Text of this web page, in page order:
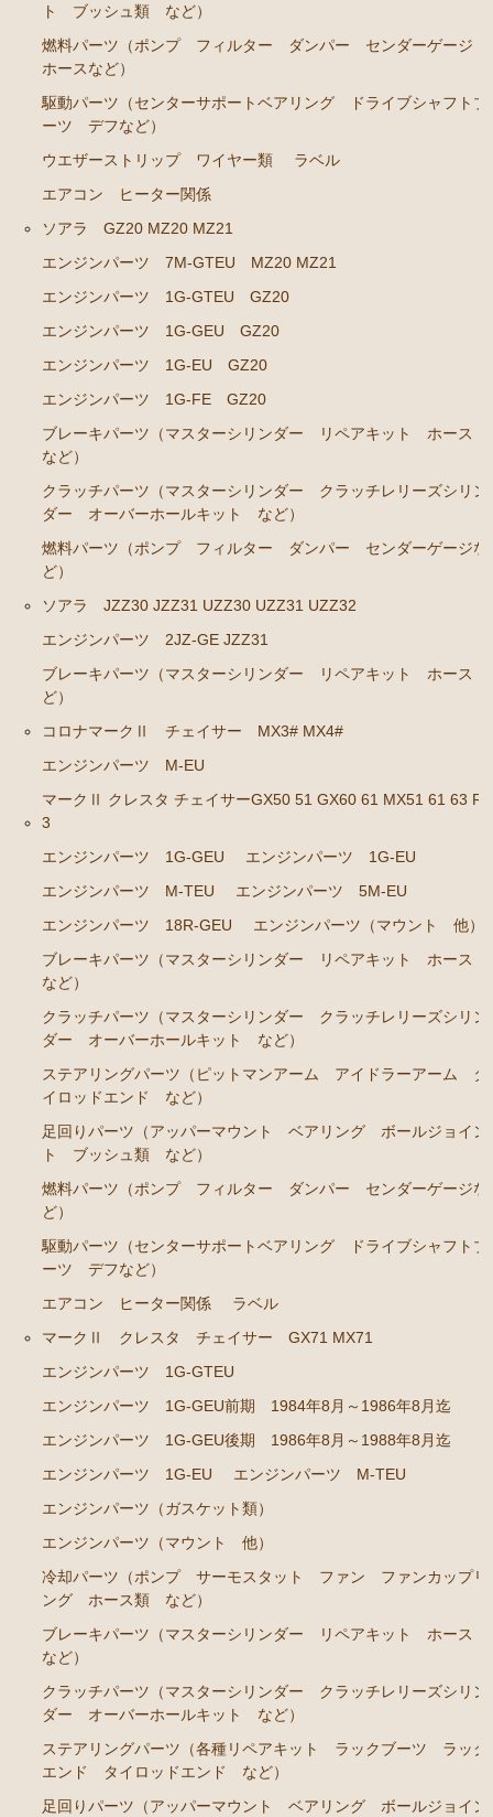
ステアリングパーツ（ピットマンアーム アイドラー
アーム タイロッドエンド など）
足回りパーツ（ベアリング ボールジョイント ブッ
シュ類 など）
燃料パーツ（ポンプ フィルター ダンパー センダ
ーゲージ ホースなど）
駆動パーツ（センターサポートベアリング ドライブ
クラウンGS130/G GS131 131H JZS131 133 135 MS135
エンジンパーツ 1UZ-FE
エンジンパーツ 7M-GE
エンジンパーツ 2JZ-GE JZS133 JZS135
エンジンパーツ 1JZ-GE JZS131 JZS130G
エンジンパーツ 1G-GZE
エンジンパーツ 1G-GE
エンジンパーツ 1G-FE
エンジンパーツ 1G-E
エンジンパーツ（マウント 他）
ブレーキパーツ（マスターシリンダー リペアキッ
クラッチパーツ（マスターシリンダー クラッチレリ
ーズシリンダー オーバーホールキット など）
ステアリングパーツ（ピットマンアーム アイドラー
シュ類 など）
クラウン/クラウンマジェスタ JZS14# UZS141 143 147
エンジンパーツ 2JZ-GE JZS143 JZS145 JZS147 JZ
S149
エンジンパーツ 1JZ-GE JZX141
エンジンパーツ 1G-FE GS141
クラウン/クラウンマジェスタ JZS15# UZS151 155 157
GS151 GS151H
エンジンパーツ 2JZ-GE JZS155
エンジンパーツ 1JZ-GE JZS151 JZS153
エンジンパーツ 1G-FE GS151 GS151H
アリスト JZS147 UZS143
2JZ-GE JZS147
RA45 RA46）
ツ ラックエンド タイロッドエンド など）
駆動パーツ（センターサポートベアリング ドライブ
シャフトブーツ など）
セリカカリーナRA63 TA61 TA63 TA64AA63コロナRT14
エンジンパーツ 3T-GTEU
エンジンパーツ 4T-GTEU
ト ブッシュ類 など）
燃料パーツ（ポンプ フィルター ダンパー センダーゲージ
ホースなど）
駆動パーツ（センターサポートベアリング ドライブシャフトブ
ーツ デフなど）
ウエザーストリップ ワイヤー類
ラベル
エアコン ヒーター関係
ソアラ GZ20 MZ20 MZ21
エンジンパーツ 7M-GTEU MZ20 MZ21
エンジンパーツ 1G-GTEU GZ20
エンジンパーツ 1G-GEU GZ20
エンジンパーツ 1G-EU GZ20
エンジンパーツ 1G-FE GZ20
ブレーキパーツ（マスターシリンダー リペアキット ホース
など）
クラッチパーツ（マスターシリンダー クラッチレリーズシリン
ダー オーバーホールキット など）
燃料パーツ（ポンプ フィルター ダンパー センダーゲージな
ど）
ソアラ JZZ30 JZZ31 UZZ30 UZZ31 UZZ32
エンジンパーツ 2JZ-GE JZZ31
ブレーキパーツ（マスターシリンダー リペアキット ホース
ど）
コロナマークⅡ チェイサー MX3# MX4#
エンジンパーツ M-EU
マークⅡ クレスタ チェイサーGX50 51 GX60 61 MX51 61 63
3
エンジンパーツ 1G-GEU
エンジンパーツ 1G-EU
エンジンパーツ M-TEU
エンジンパーツ 5M-EU
エンジンパーツ 18R-GEU
エンジンパーツ（マウント 他）
ブレーキパーツ（マスターシリンダー リペアキット ホース
など）
クラッチパーツ（マスターシリンダー クラッチレリーズシリン
ダー オーバーホールキット など）
ステアリングパーツ（ピットマンアーム アイドラーアーム タ
イロッドエンド など）
足回りパーツ（アッパーマウント ベアリング ボールジョイン
ト ブッシュ類 など）
燃料パーツ（ポンプ フィルター ダンパー センダーゲージな
ど）
駆動パーツ（センターサポートベアリング ドライブシャフトブ
ーツ デフなど）
エアコン ヒーター関係
ラベル
マークⅡ クレスタ チェイサー GX71 MX71
エンジンパーツ 1G-GTEU
エンジンパーツ 1G-GEU前期 1984年8月～1986年8月迄
エンジンパーツ 1G-GEU後期 1986年8月～1988年8月迄
エンジンパーツ 1G-EU
エンジンパーツ M-TEU
エンジンパーツ（ガスケット類）
エンジンパーツ（マウント 他）
冷却パーツ（ポンプ サーモスタット ファン ファンカップリ
ング ホース類 など）
ブレーキパーツ（マスターシリンダー リペアキット ホース
など）
クラッチパーツ（マスターシリンダー クラッチレリーズシリン
ダー オーバーホールキット など）
ステアリングパーツ（各種リペアキット ラックブーツ ラック
エンド タイロッドエンド など）
足回りパーツ（アッパーマウント ベアリング ボールジョイン